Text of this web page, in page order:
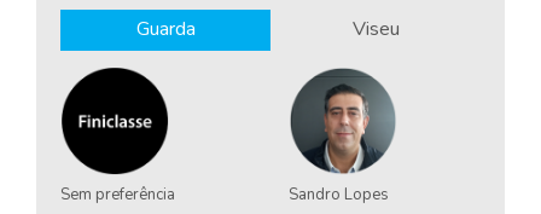
Guarda Viseu
Sem preferência Sandro Lopes